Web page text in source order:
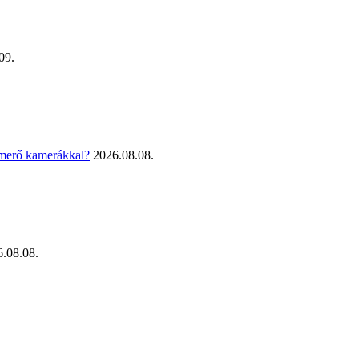
kamerákkal? 2026.08.08.